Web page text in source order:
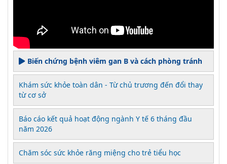
Biến chứng bệnh viêm gan B và cách phòng tránh
Khám sức khỏe toàn dân - Từ chủ trương đến đổi thay
từ cơ sở
Báo cáo kết quả hoạt động ngành Y tế 6 tháng đầu
năm 2026
Chăm sóc sức khỏe răng miệng cho trẻ tiểu học